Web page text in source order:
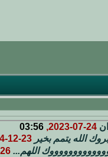
03:56
الله يتمم بخير
اللهم...